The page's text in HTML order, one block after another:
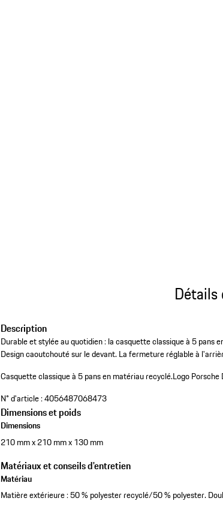
Description
Durable et stylée au quotidien : la casquette classique à 5 pans
Design caoutchouté sur le devant. La fermeture réglable à
Casquette classique à 5 pans en matériau recyclé.Logo
N° d'article :4056487068473
Dimensions et poids
Dimensions
210 mm x 210 mm x 130 mm
Matériaux et conseils d'entretien
Matériau
Matière extérieure : 50 % polyester recyclé/50 % polyester.